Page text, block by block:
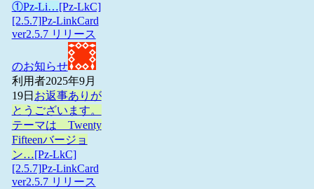
①Pz-Li…[Pz-LkC]
[2.5.7]Pz-LinkCard
ver2.5.7 リリース
のお知らせ
利用者2025年9月
19日 お返事ありが
とうございます。
テーマは Twenty
Fifteenバージョ
ン…[Pz-LkC]
[2.5.7]Pz-LinkCard
ver2.5.7 リリース